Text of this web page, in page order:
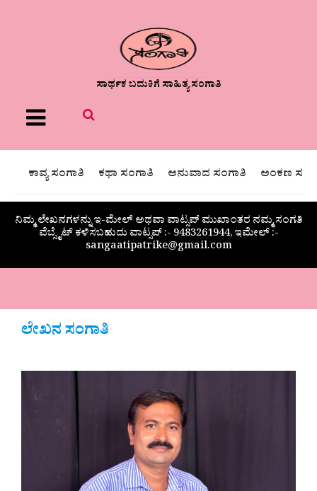
ಸಾರ್ಥಕ ಬದುಕಿಗೆ ಸಾಹಿತ್ಯ ಸಂಗಾತಿ
Menu
ಕಾವ್ಯ ಸಂಗಾತಿ ಕಥಾ ಸಂಗಾತಿ ಅನುವಾದ ಸಂಗಾತಿ ಅಂಕಣ
ನಿಮ್ಮ ಲೇಖನಗಳನ್ನು ಇ-ಮೇಲ್ ಅಥವಾ ವಾಟ್ಸಪ್ ಮುಖಾಂತರ ನಮ್ಮ ಸಂಗತಿ
ವೆಬ್ಸೈಟ್ ಕಳಿಸಬಹುದು ವಾಟ್ಸಪ್‌ :- 9483261944, ಇಮೇಲ್ :-
sangaatipatrike@gmail.com
ಲೇಖನ ಸಂಗಾತಿ